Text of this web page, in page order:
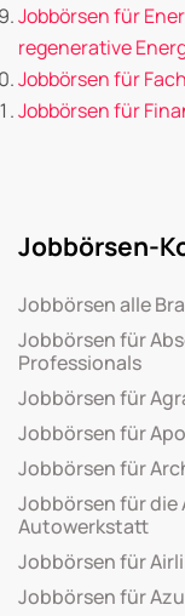
Jobbörsen für
regenerative
Jobbörsen für
Jobbörsen für
Jobbörsen-
Jobbörsen alle
Jobbörsen für
Professionals
Jobbörsen für
Jobbörsen für
Jobbörsen für
Jobbörsen für die
Autowerkstatt
Jobbörsen für
Jobbörsen für